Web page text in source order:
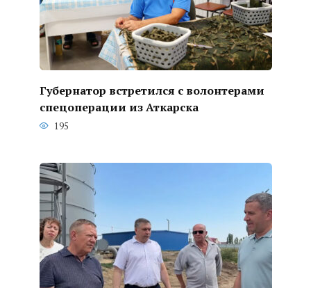
Губернатор встретился с волонтерами
спецоперации из Аткарска
195